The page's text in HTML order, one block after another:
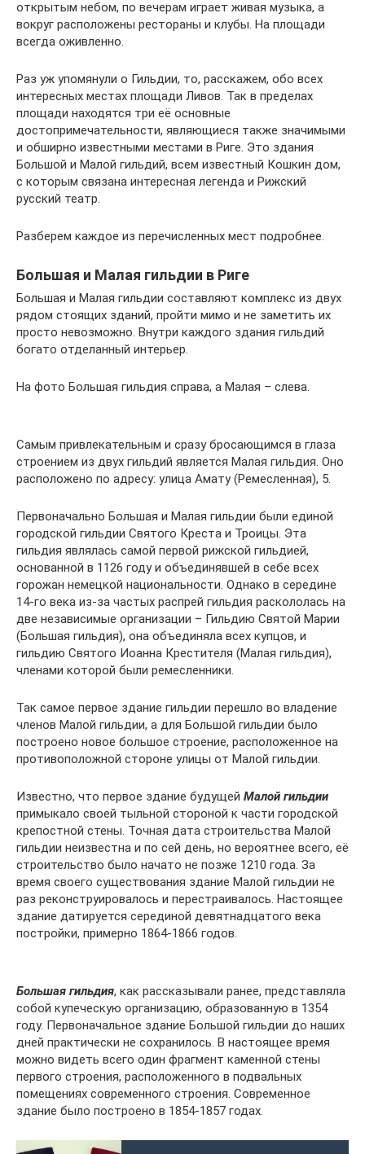
открытым небом, по вечерам играет живая музыка, а
вокруг расположены рестораны и клубы. На площади
всегда оживленно.
Раз уж упомянули о Гильдии, то, расскажем, обо всех
интересных местах площади Ливов. Так в пределах
площади находятся три её основные
достопримечательности, являющиеся также значимыми
и обширно известными местами в Риге. Это здания
Большой и Малой гильдий, всем известный Кошкин дом,
с которым связана интересная легенда и Рижский
русский театр.
Разберем каждое из перечисленных мест подробнее.
Большая и Малая гильдии в Риге
Большая и Малая гильдии составляют комплекс из двух
рядом стоящих зданий, пройти мимо и не заметить их
просто невозможно. Внутри каждого здания гильдий
богато отделанный интерьер.
На фото Большая гильдия справа, а Малая – слева.
Самым привлекательным и сразу бросающимся в глаза
строением из двух гильдий является Малая гильдия. Оно
расположено по адресу: улица Амату (Ремесленная), 5.
Первоначально Большая и Малая гильдии были единой
городской гильдии Святого Креста и Троицы. Эта
гильдия являлась самой первой рижской гильдией,
основанной в 1126 году и объединявшей в себе всех
горожан немецкой национальности. Однако в середине
14-го века из-за частых распрей гильдия раскололась на
две независимые организации – Гильдию Святой Марии
(Большая гильдия), она объединяла всех купцов, и
гильдию Святого Иоанна Крестителя (Малая гильдия),
членами которой были ремесленники.
Так самое первое здание гильдии перешло во владение
членов Малой гильдии, а для Большой гильдии было
построено новое большое строение, расположенное на
противоположной стороне улицы от Малой гильдии.
Известно, что первое здание будущей Малой гильдии
примыкало своей тыльной стороной к части городской
крепостной стены. Точная дата строительства Малой
гильдии неизвестна и по сей день, но вероятнее всего, её
строительство было начато не позже 1210 года. За
время своего существования здание Малой гильдии не
раз реконструировалось и перестраивалось. Настоящее
здание датируется серединой девятнадцатого века
постройки, примерно 1864-1866 годов.
Большая гильдия, как рассказывали ранее, представляла
собой купеческую организацию, образованную в 1354
году. Первоначальное здание Большой гильдии до наших
дней практически не сохранилось. В настоящее время
можно видеть всего один фрагмент каменной стены
первого строения, расположенного в подвальных
помещениях современного строения. Современное
здание было построено в 1854-1857 годах.